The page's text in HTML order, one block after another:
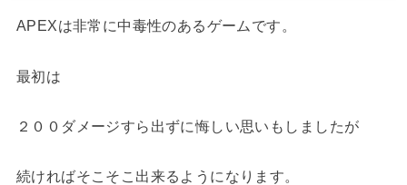
APEXは非常に中毒性のあるゲームです。
最初は
２００ダメージすら出ずに悔しい思いもしましたが
続ければそこそこ出来るようになります。